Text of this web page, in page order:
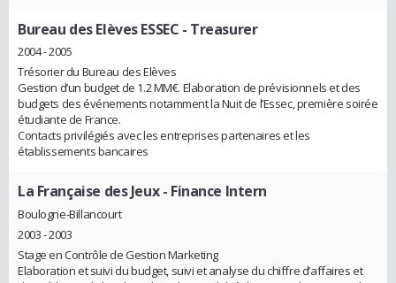
Bureau des Elèves ESSEC - Treasurer
2004 - 2005
Trésorier du Bureau des Elèves
Gestion d’un budget de 1.2 MM€. Elaboration de prévisionnels et des
budgets des événements notamment la Nuit de l’Essec, première soirée
étudiante de France.
Contacts privilégiés avec les entreprises partenaires et les
établissements bancaires
La Française des Jeux- Finance Intern
Boulogne-Billancourt
2003 - 2003
Stage en Contrôle de Gestion Marketing
Elaboration et suivi du budget, suivi et analyse du chiffre d’affaires et